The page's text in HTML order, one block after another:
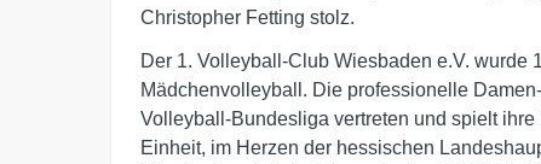
Christopher Fetting stolz.
Der 1. Volleyball-Club Wiesbaden e.V. wurde
Mädchenvolleyball. Die professionelle
Volleyball-Bundesliga vertreten und spielt
Einheit, im Herzen der hessischen